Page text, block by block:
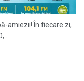
amiezii! În fiecare zi,